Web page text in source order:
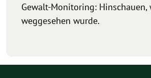
Gewalt-Monitoring: Hinschauen,
weggesehen wurde.